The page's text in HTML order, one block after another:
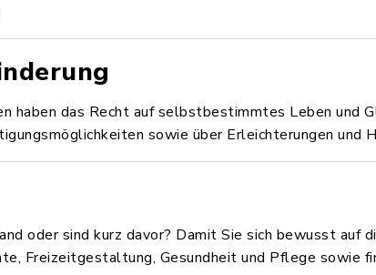
haben das Recht auf selbstbestimmtes Leben und
sowie über Erleichterungen und
oder sind kurz davor? Damit Sie sich bewusst auf
Freizeitgestaltung, Gesundheit und Pflege sowie